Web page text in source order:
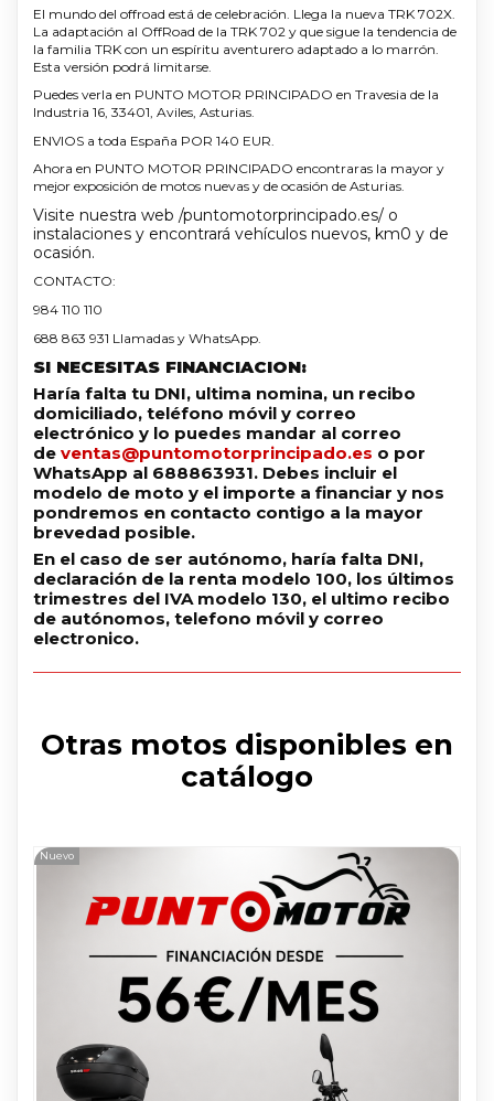
El mundo del offroad está de celebración. Llega la nueva TRK 702X.
La adaptación al OffRoad de la TRK 702 y que sigue la tendencia de
la familia TRK con un espíritu aventurero adaptado a lo marrón.
Esta versión podrá limitarse.
Puedes verla en PUNTO MOTOR PRINCIPADO en Travesia de la
Industria 16, 33401, Aviles, Asturias.
ENVIOS a toda España POR 140 EUR.
Ahora en PUNTO MOTOR PRINCIPADO encontraras la mayor y
mejor exposición de motos nuevas y de ocasión de Asturias.
Visite nuestra web /puntomotorprincipado.es/ o
instalaciones y encontrará vehículos nuevos, km0 y de
ocasión.
CONTACTO:
984 110 110
688 863 931 Llamadas y WhatsApp.
SI NECESITAS FINANCIACION:
Haría falta tu DNI, ultima nomina, un recibo
domiciliado, teléfono móvil y correo
electrónico y lo puedes mandar al correo
de ventas@puntomotorprincipado.es o por
WhatsApp al 688863931. Debes incluir el
modelo de moto y el importe a financiar y nos
pondremos en contacto contigo a la mayor
brevedad posible.
En el caso de ser autónomo, haría falta DNI,
declaración de la renta modelo 100, los últimos
trimestres del IVA modelo 130, el ultimo recibo
de autónomos, telefono móvil y correo
electronico.
Otras motos disponibles en
catálogo
Nuevo